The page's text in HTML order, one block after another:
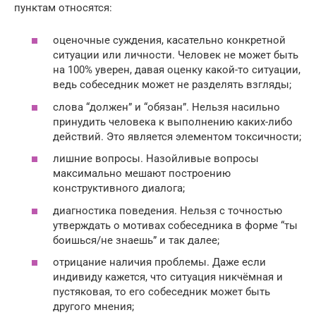
пунктам относятся:
оценочные суждения, касательно конкретной
ситуации или личности. Человек не может быть
на 100% уверен, давая оценку какой-то ситуации,
ведь собеседник может не разделять взгляды;
слова “должен” и “обязан”. Нельзя насильно
принудить человека к выполнению каких-либо
действий. Это является элементом токсичности;
лишние вопросы. Назойливые вопросы
максимально мешают построению
конструктивного диалога;
диагностика поведения. Нельзя с точностью
утверждать о мотивах собеседника в форме “ты
боишься/не знаешь” и так далее;
отрицание наличия проблемы. Даже если
индивиду кажется, что ситуация никчёмная и
пустяковая, то его собеседник может быть
другого мнения;